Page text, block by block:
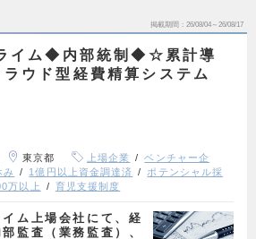
掲載期間 26/08/04～26/08/17
イム◆内部統制◆☆累計導
ウド型経費精算システム
東京都 上場企業
ベンチャー企
み 1億円以上資金調達済
ポテンシャル採
万以上 育児支援制度
ム上場会社にて、経
監査（業務監査）、